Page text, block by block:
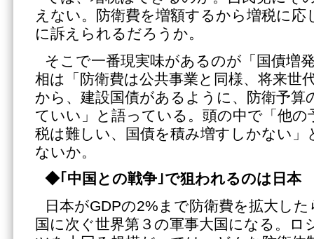
えない。防衛費を増額するから増税に応
に訴えられるだろうか。
そこで一番現実味があるのが「国債増
相は「防衛費は公共事業と同様、将来世
から、建設国債があるように、防衛予算
ていい」と語っている。頭の中で「他の
税は難しい、国債を積み増すしかない
ないか。
◆｢中国との戦争｣で狙われるのは日本
日本がGDPの2%まで防衛費を拡大し
国に次ぐ世界第３の軍事大国になる。ロ